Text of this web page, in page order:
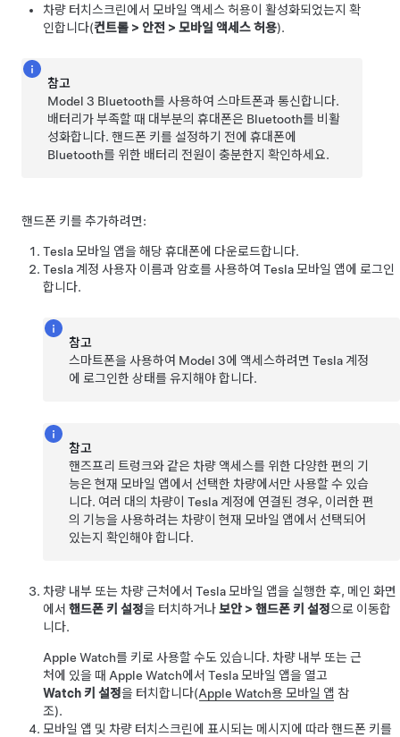
차량 터치스크린에서 모바일 액세스 허용이 활성화되었는지 확
인합니다(컨트롤 > 안전 > 모바일 액세스 허용).
참고
Model 3 Bluetooth를 사용하여 스마트폰과 통신합니다.
배터리가 부족할 때 대부분의 휴대폰은 Bluetooth를 비활
성화합니다. 핸드폰 키를 설정하기 전에 휴대폰에
Bluetooth를 위한 배터리 전원이 충분한지 확인하세요.
핸드폰 키를 추가하려면:
Tesla 모바일 앱을 해당 휴대폰에 다운로드합니다.
Tesla 계정 사용자 이름과 암호를 사용하여 Tesla 모바일 앱에 로그인
합니다.
참고
스마트폰을 사용하여 Model 3에 액세스하려면 Tesla 계정
에 로그인한 상태를 유지해야 합니다.
참고
핸즈프리 트렁크와 같은 차량 액세스를 위한 다양한 편의 기
능은 현재 모바일 앱에서 선택한 차량에서만 사용할 수 있습
니다. 여러 대의 차량이 Tesla 계정에 연결된 경우, 이러한 편
의 기능을 사용하려는 차량이 현재 모바일 앱에서 선택되어
있는지 확인해야 합니다.
차량 내부 또는 차량 근처에서 Tesla 모바일 앱을 실행한 후, 메인 화면
에서 핸드폰 키 설정을 터치하거나보안 > 핸드폰 키 설정으로 이동합
니다.
Apple Watch를 키로 사용할 수도 있습니다. 차량 내부 또는 근
처에 있을 때 Apple Watch에서 Tesla 모바일 앱을 열고
Watch 키 설정을 터치합니다(Apple Watch용 모바일 앱 참
조).
모바일 앱 및 차량 터치스크린에 표시되는 메시지에 따라 핸드폰 키를